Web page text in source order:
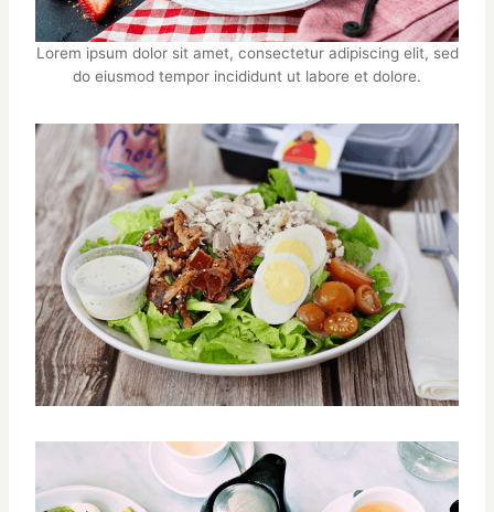
Lorem ipsum dolor sit amet, consectetur adipiscing elit, sed
do eiusmod tempor incididunt ut labore et dolore.